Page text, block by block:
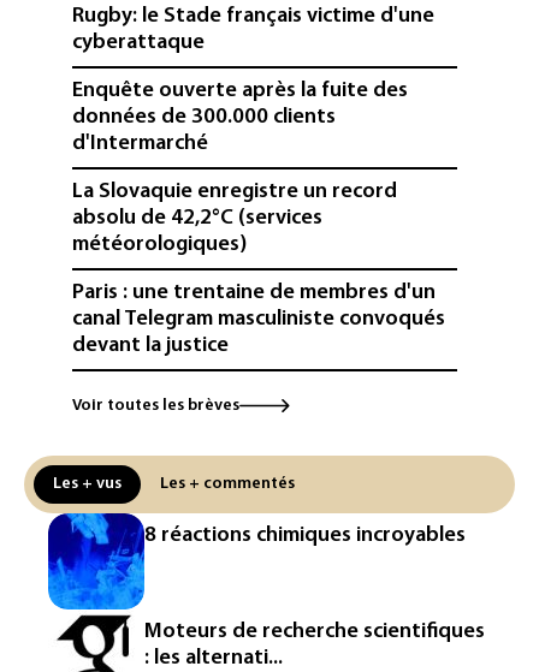
Rugby: le Stade français victime d'une
cyberattaque
Enquête ouverte après la fuite des
données de 300.000 clients
d'Intermarché
La Slovaquie enregistre un record
absolu de 42,2°C (services
météorologiques)
Paris : une trentaine de membres d'un
canal Telegram masculiniste convoqués
devant la justice
Jeux vidéo: le très attendu "GTA VI"
promet d'en dévoiler plus sur Netflix le
Dans les entrailles de Paris, un chantier
ferroviaire hors norme pour revitaliser
les rails du RER
Meta se lance sur le marché des logiciels
écrits par l'IA, dominé par Anthropic et
OpenAI
Voir toutes les brèves
Les + vus Les + commentés
8 réactions chimiques incroyables
Moteurs de recherche scientifiques
: les alternati...